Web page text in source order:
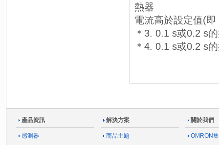
熱器
電流高於設定值(
＊3. 0.1 s或0.2 s
＊4. 0.1 s或0.2 s
產品資訊
感測器
解決方案
商品主題
關於我們
OMRON